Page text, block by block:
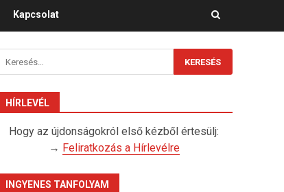
Kapcsolat
Keresés:
HÍRLEVÉL
Hogy az újdonságokról első kézből értesülj:
→ Feliratkozás a Hírlevélre
INGYENES TANFOLYAM